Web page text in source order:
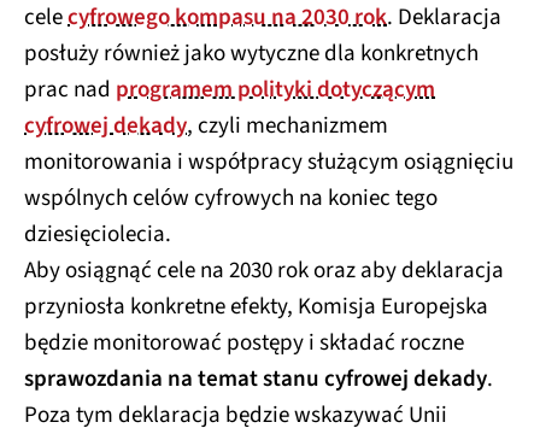
celecyfrowego kompasu na 2030 rok. Deklaracja
posłuży również jako wytyczne dla konkretnych
prac nad programem polityki dotyczącym
cyfrowej dekady, czyli mechanizmem
monitorowania i współpracy służącym osiągnięciu
wspólnych celów cyfrowych na koniec tego
dziesięciolecia.
Aby osiągnąć cele na 2030 rok oraz aby deklaracja
przyniosła konkretne efekty, Komisja Europejska
będzie monitorować postępy i składać roczne
sprawozdania na temat stanu cyfrowej dekady.
Poza tym deklaracja będzie wskazywać Unii